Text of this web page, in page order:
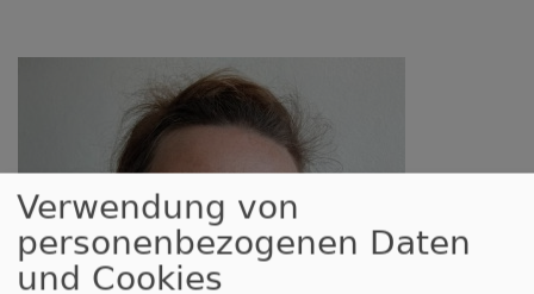
Verwendung von
personenbezogenen Daten
und Cookies